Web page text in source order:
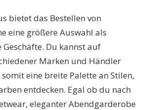
bietet das Bestellen von
eine größere Auswahl als
Du kannst auf
Marken und Händler
eine breite Palette an Stilen,
entdecken. Egal ob du nach
eleganter Abendgarderobe